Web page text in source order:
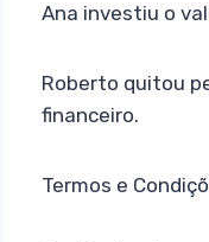
Ana investiu o
Roberto quitou
financeiro.
Termos e